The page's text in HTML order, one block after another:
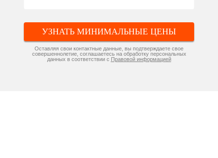
УЗНАТЬ МИНИМАЛЬНЫЕ ЦЕНЫ
Оставляя свои контактные данные, вы подтверждаете свое
совершеннолетие, соглашаетесь на обработку персональных
данных в соответствии с Правовой информацией